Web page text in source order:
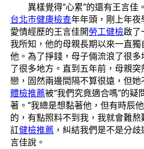
異樣覺得“心累”的還有王言佳
台北巿健康檢查年年頭，剛上年夜
愛情經歷的王言佳開勞工健檢啟了
我所知，他的母親長期以來一直獨
他。為了掙錢，母子倆流浪了很多
了很多地方。直到五年前，母親突
戀，固然兩邊間隔不算很遠，但她
體檢推薦被“我們究竟適合嗎”的疑
著。“我總是想黏著他，但有時辰
的，有點照料不到我，我就會難熬
訌健檢推薦 ，糾結我們是不是分歧
言佳說。